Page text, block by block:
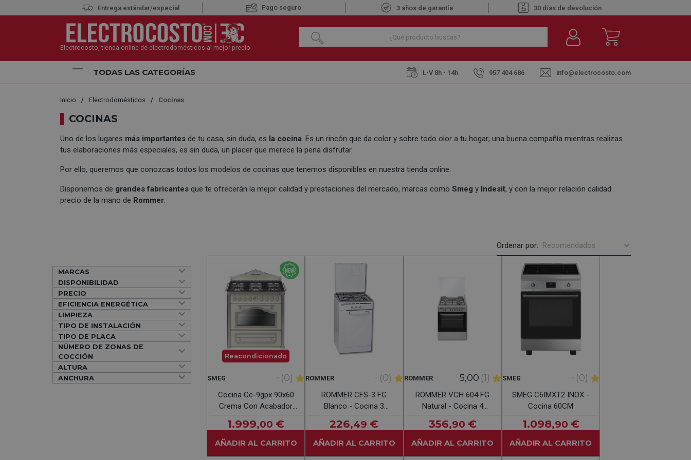
Entrega estándar/especial Pago seguro 3 años de garantía 30 días de devolución
Electrocosto, tienda online de electrodomésticos al mejor precio
TODAS LAS CATEGORÍAS L-V 8h - 14h 957 404 686 info@electrocosto.com
Inicio Electrodomésticos Cocinas
COCINAS
Uno de los lugares más importantes de tu casa, sin duda, es la cocina. Es un rincón que da color y sobre todo olor a tu hogar; una buena compañía mientras realizas
tus elaboraciones más especiales, es sin duda, un placer que merece la pena disfrutar.
Por ello, queremos que conozcas todos los modelos de cocinas que tenemos disponibles en nuestra tienda online.
Disponemos de grandes fabricantes que te ofrecerán la mejor calidad y prestaciones del mercado, marcas como Smeg y Indesit, y con la mejor relación calidad
precio de la mano de Rommer.
Ordenar por:
MARCAS
DISPONIBILIDAD
PRECIO
EFICIENCIA ENERGÉTICA
LIMPIEZA
TIPO DE INSTALACIÓN
TIPO DE PLACA
NÚMERO DE ZONAS DE
COCCIÓN
ALTURA
ANCHURA
Reacondicionado
SMEG - (0)
Cocina Cc-9gpx 90x60
Crema Con Acabador
Silver
1.999,00 €
AÑADIR AL CARRITO
ROMMER - (0)
ROMMER CFS-3 FG
Blanco - Cocina 3
Fuegos 50CM
226,49 €
AÑADIR AL CARRITO
ROMMER 5,00 (1)
ROMMER VCH 604 FG
Natural - Cocina 4
Fuegos 60CM
356,90 €
AÑADIR AL CARRITO
SMEG - (0)
SMEG C6IMXT2 INOX -
Cocina 60CM
1.098,90 €
AÑADIR AL CARRITO